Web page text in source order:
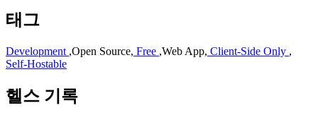
태그
Development ,Open Source, Free ,Web App, Client-Side Only ,
Self-Hostable
헬스 기록